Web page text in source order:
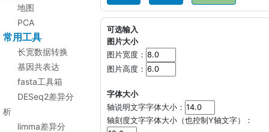
地图
PCA
常用工具
长宽数据转换
基因共表达
fasta工具箱
DESeq2差异分
析
limma差异分
可选输入
图片大小
图片宽度：
图片高度：
字体大小
轴说明文字字体大小：
轴刻度文字字体大小（也控制Y轴文字）：